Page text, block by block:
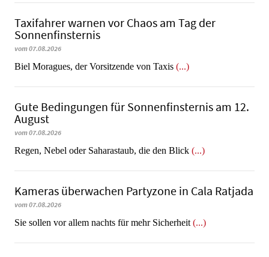
Taxifahrer warnen vor Chaos am Tag der
Sonnenfinsternis
vom 07.08.2026
​​​​​​​Biel Moragues, der Vorsitzende von Taxis (...)
Gute Bedingungen für Sonnenfinsternis am 12.
August
vom 07.08.2026
Regen, Nebel oder Saharastaub, die den Blick (...)
Kameras überwachen Partyzone in Cala Ratjada
vom 07.08.2026
Sie sollen vor allem nachts für mehr Sicherheit (...)